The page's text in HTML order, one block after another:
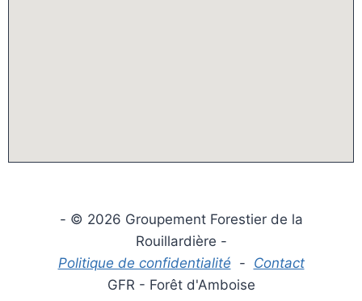
- © 2026 Groupement Forestier de la
Rouillardière -
Politique de confidentialité - Contact
GFR - Forêt d'Amboise